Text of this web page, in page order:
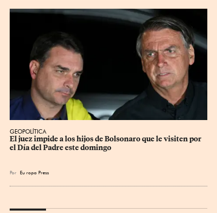
GEOPOLÍTICA
El juez impide a los hijos de Bolsonaro que le visiten por
el Día del Padre este domingo
Por Eu ropa Press